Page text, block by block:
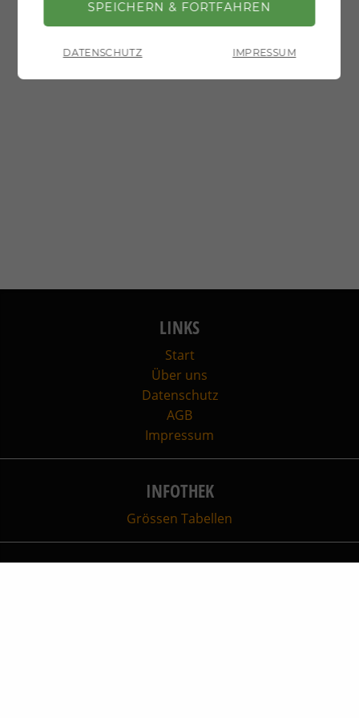
LINKS
Start
Über uns
Datenschutz
AGB
Impressum
INFOTHEK
Grössen Tabellen
DATENSCHUTZ IMPRESSUM